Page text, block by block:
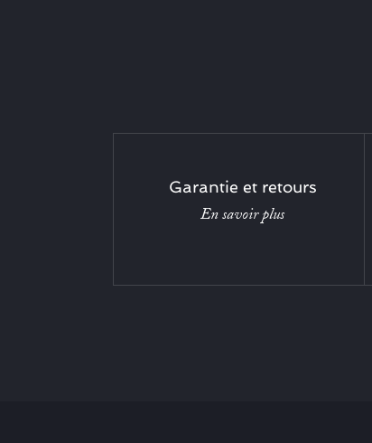
Garantie et retours
En savoir plus